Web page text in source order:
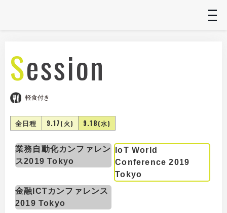
Session
全日程 9.17(火) 9.18(水)
軽食付き
業務自動化カンファレン
ス2019 Tokyo
IoT World
Conference 2019
Tokyo
金融ICTカンファレンス
2019 Tokyo